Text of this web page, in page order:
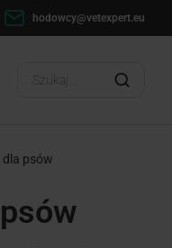
hodowcy@vetexpert.eu
dla psów